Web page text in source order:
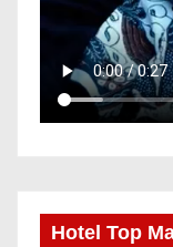
Hotel Top